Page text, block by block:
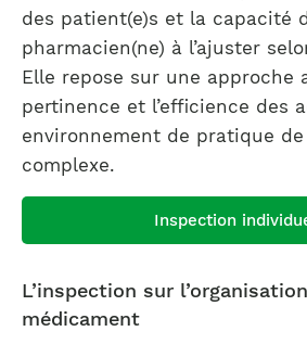
des patient(e)s et la capacité
pharmacien(ne) à l’ajuster
Elle repose sur une approche
pertinence et l’efficience des
environnement de pratique
complexe.
Inspection
L’inspection sur
médicament